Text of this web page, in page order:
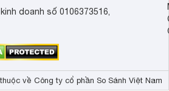
doanh số 0106373516,
về Công ty cổ phần So Sánh Việt Nam